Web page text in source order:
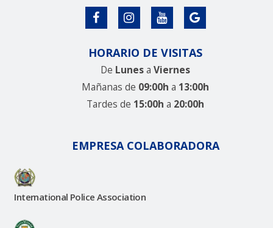
HORARIO DE VISITAS
De LunesaViernes
Mañanas de 09:00h a 13:00h
Tardes de 15:00h a 20:00h
EMPRESA COLABORADORA
International Police Association